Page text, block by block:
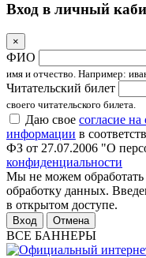
Вход в личный
×
ФИО
имя и отчество. Например:
Читательский билет
своего читательского билета.
Даю свое согласие
информации в
ФЗ от 27.07.2006 "О
конфиденциальности
Мы не можем обработать
обработку данных.
в открытом доступе.
Отмена
ВСЕ БАННЕРЫ